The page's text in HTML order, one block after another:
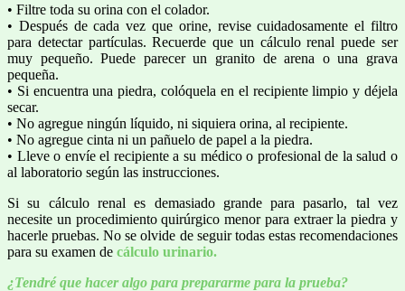
• Filtre toda su orina con el colador.
• Después de cada vez que orine, revise cuidadosamente el filtro
para detectar partículas. Recuerde que un cálculo renal puede ser
muy pequeño. Puede parecer un granito de arena o una grava
pequeña.
• Si encuentra una piedra, colóquela en el recipiente limpio y déjela
secar.
• No agregue ningún líquido, ni siquiera orina, al recipiente.
• No agregue cinta ni un pañuelo de papel a la piedra.
• Lleve o envíe el recipiente a su médico o profesional de la salud o
al laboratorio según las instrucciones.
Si su cálculo renal es demasiado grande para pasarlo, tal vez
necesite un procedimiento quirúrgico menor para extraer la piedra y
hacerle pruebas. No se olvide de seguir todas estas recomendaciones
para su examen de cálculo urinario.
¿Tendré que hacer algo para prepararme para la prueba?